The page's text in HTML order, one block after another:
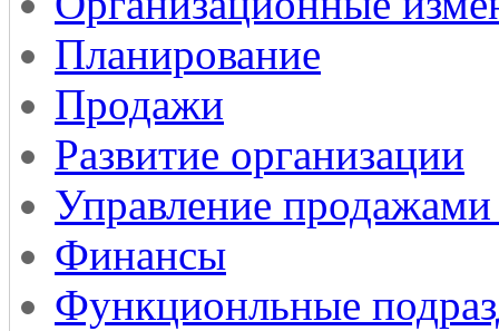
Планирование
Продажи
Развитие организации
Управление
Финансы
Функционльные